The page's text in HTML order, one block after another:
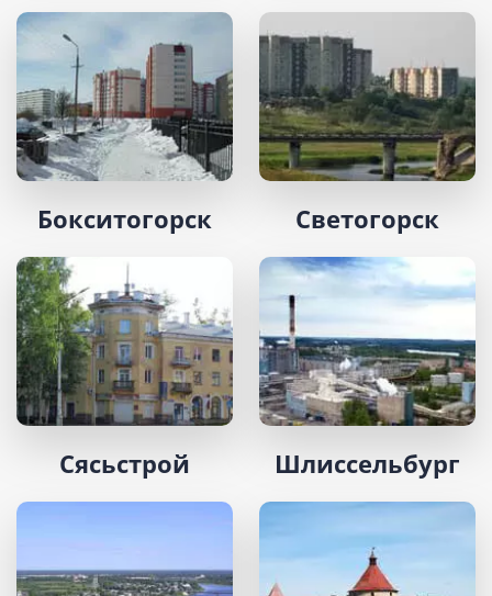
Бокситогорск Светогорск
Сясьстрой Шлиссельбург